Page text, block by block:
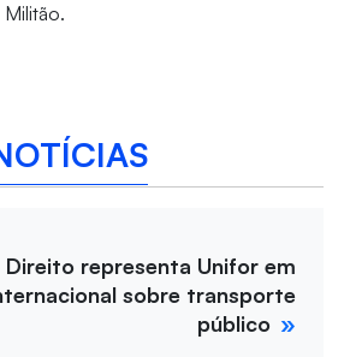
representa Unifor em
sobre transporte
público